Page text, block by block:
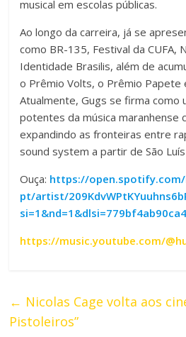
musical em escolas públicas.
Ao longo da carreira, já se
como BR-135, Festival da CUFA,
Identidade Brasilis, além de
o Prêmio Volts, o Prêmio Papete
Atualmente, Gugs se firma como
potentes da música maranhense
expandindo as fronteiras entre
sound system a partir de São
Ouça: https://
pt/artist/
https://music.youtube.com/
← Nicolas Cage volta aos
Pistoleiros”